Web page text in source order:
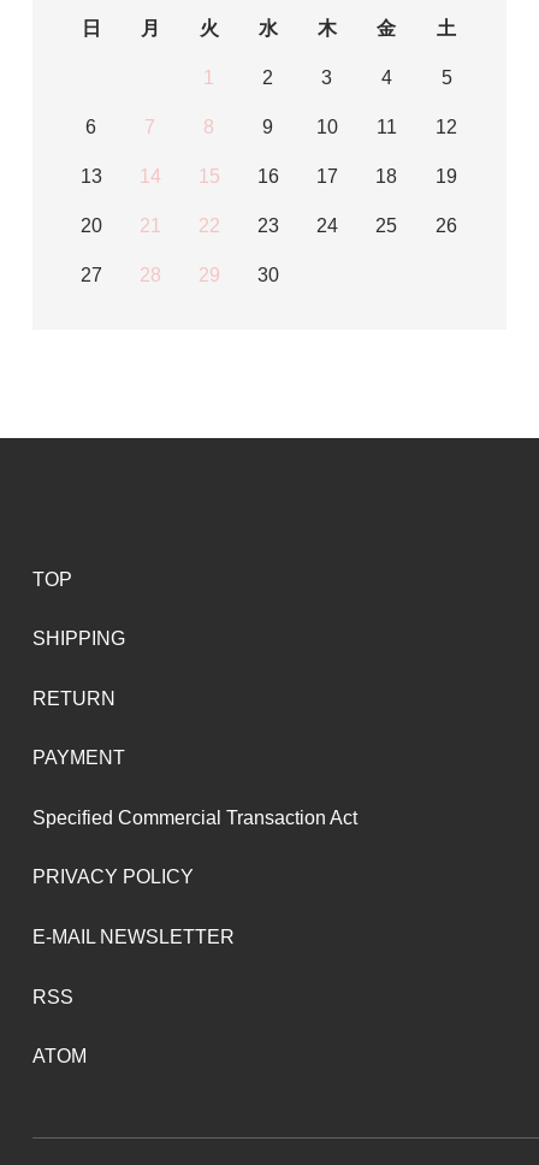
日
月 火 水 木 金 土
1 2 3 4 5
6 7 8 9 10 11 12
13 14 15 16 17 18 19
20 21 22 23 24 25 26
27 28 29 30
TOP
SHIPPING
RETURN
PAYMENT
Specified Commercial Transaction Act
PRIVACY POLICY
E-MAIL NEWSLETTER
RSS
ATOM